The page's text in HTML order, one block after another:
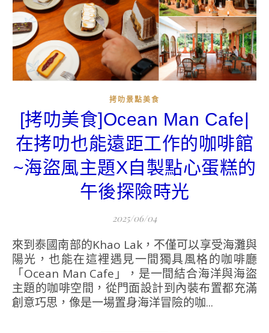
拷叻景點美食
[拷叻美食]Ocean Man Cafe|
在拷叻也能遠距工作的咖啡館
~海盜風主題X自製點心蛋糕的
午後探險時光
2025/06/04
來到泰國南部的Khao Lak，不僅可以享受海灘與
陽光，也能在這裡遇見一間獨具風格的咖啡廳
「Ocean Man Cafe」，是一間結合海洋與海盜
主題的咖啡空間，從門面設計到內裝布置都充滿
創意巧思，像是一場置身海洋冒險的咖...